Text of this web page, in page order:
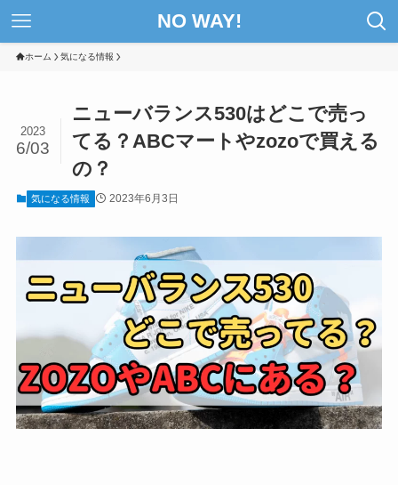
NO WAY!
ホーム 気になる情報
ニューバランス530はどこで売っ
てる？ABCマートやzozoで買える
の？
2023
6/03
気になる情報 2023年6月3日